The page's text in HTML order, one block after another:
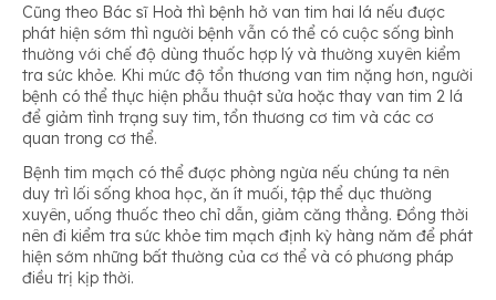
Cũng theo Bác sĩ Hoà thì bệnh hở van tim hai lá nếu được
phát hiện sớm thì người bệnh vẫn có thể có cuộc sống bình
thường với chế độ dùng thuốc hợp lý và thường xuyên kiểm
tra sức khỏe. Khi mức độ tổn thương van tim nặng hơn, người
bệnh có thể thực hiện phẫu thuật sửa hoặc thay van tim 2 lá
để giảm tình trạng suy tim, tổn thương cơ tim và các cơ
quan trong cơ thể.
Bệnh tim mạch có thể được phòng ngừa nếu chúng ta nên
duy trì lối sống khoa học, ăn ít muối, tập thể dục thường
xuyên, uống thuốc theo chỉ dẫn, giảm căng thẳng. Đồng thời
nên đi kiểm tra sức khỏe tim mạch định kỳ hàng năm để phát
hiện sớm những bất thường của cơ thể và có phương pháp
điều trị kịp thời.